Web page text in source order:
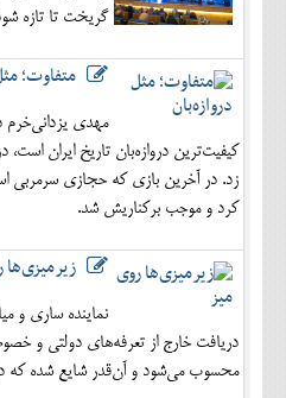
گریخت تا تازه
متفاوت؛
مهدی
کیفیت‌ترین دروازه‌بان تاریخ ایران
زد. در آخرین بازی که حجازی سرمربی
کرد و موجب برکناریش شد.
زیرمیزی‌ها
نماینده ساری و
دریافت خارج از تعرفه‌های دولتی و
محسوب می‌شود و آن‌قدر شایع شده که